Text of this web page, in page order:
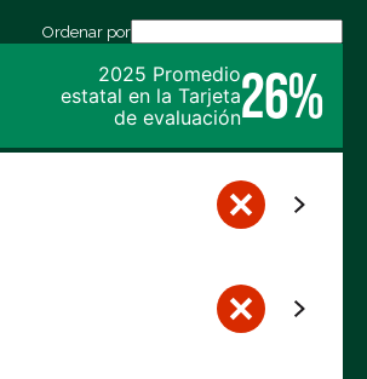
Ordenar por
2025 Promedio
estatal en la Tarjeta
de evaluación26%